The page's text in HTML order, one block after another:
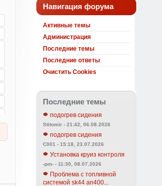
Навигация форума
Активные темы
Администрация
Последние темы
Последние ответы
Очистить Cookies
Последние темы
подогрев сидения
Stitomir - 21:42, 06.08.2026
подогрев сидения
C001 - 15:18, 23.07.2026
Установка круиз контроля
-pm- - 11:30, 08.07.2026
Проблема с топливной
системой sk44 an400...